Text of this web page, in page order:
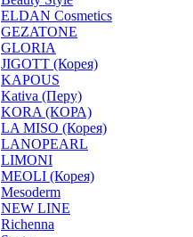
ELDAN Cosmetics
GEZATONE
GLORIA
JIGOTT (Корея)
KAPOUS
Kativa (Перу)
KORA (КОРА)
LA MISO (Корея)
LANOPEARL
LIMONI
MEOLI (Корея)
Mesoderm
NEW LINE
Richenna